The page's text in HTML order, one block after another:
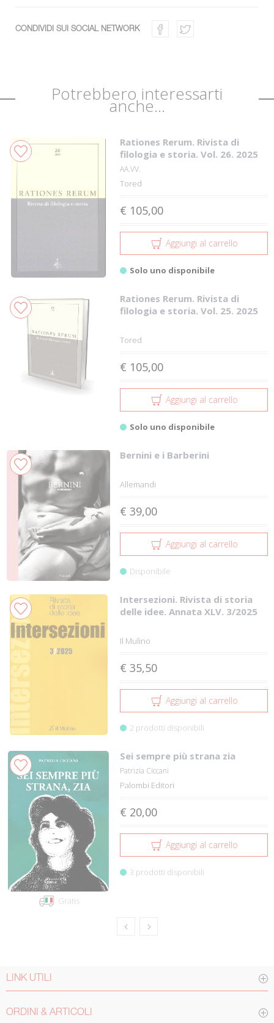
CONDIVIDI SUI SOCIAL NETWORK
Potrebbero interessarti
anche...
Rationes Rerum. Rivista di
filologia e storia. Vol. 26. 2025
AA.VV.
Tored
€ 105,00
Aggiungi al carrello
Solo uno disponibile
Rationes Rerum. Rivista di
filologia e storia. Vol. 25. 2025
Tored
€ 105,00
Aggiungi al carrello
Solo uno disponibile
Bernini e i Barberini
Allemandi
€ 39,00
Aggiungi al carrello
Disponibile
Intersezioni. Rivista di storia
delle idee. Annata XLV. 3/2025
Il Mulino
€ 35,50
Aggiungi al carrello
2 prodotti disponibili
Gratis
Sei sempre più strana zia
Patrizia Ciccani
Palombi Editori
€ 20,00
Aggiungi al carrello
3 prodotti disponibili
LINK UTILI
ORDINI & ARTICOLI